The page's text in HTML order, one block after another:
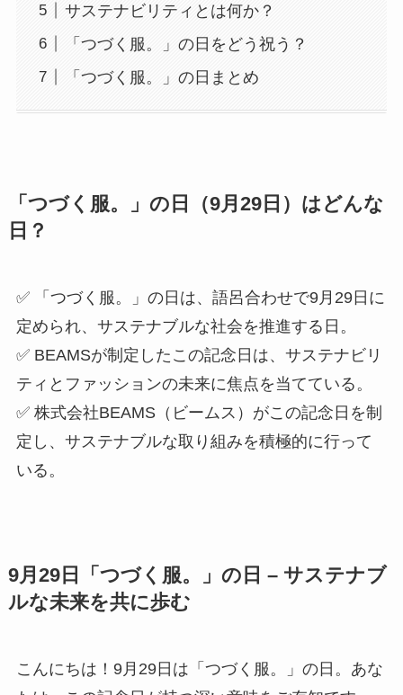
サステナビリティとは何か？
「つづく服。」の日をどう祝う？
「つづく服。」の日まとめ
「つづく服。」の日（9月29日）はどんな
日？
✅ 「つづく服。」の日は、語呂合わせで9月29日に
定められ、サステナブルな社会を推進する日。
✅ BEAMSが制定したこの記念日は、サステナビリ
ティとファッションの未来に焦点を当てている。
✅ 株式会社BEAMS（ビームス）がこの記念日を制
定し、サステナブルな取り組みを積極的に行って
いる。
9月29日「つづく服。」の日 – サステナブ
ルな未来を共に歩む
こんにちは！9月29日は「つづく服。」の日。あな